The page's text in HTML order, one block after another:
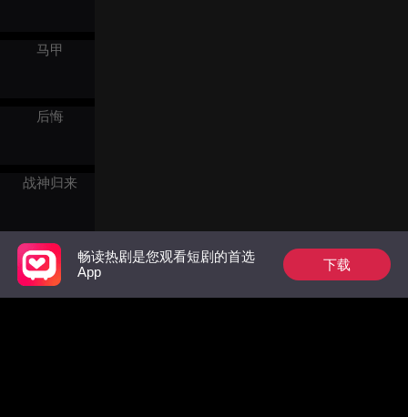
马甲
后悔
战神归来
逆袭反转 畅读热剧是您观看短剧的首选
App
下载